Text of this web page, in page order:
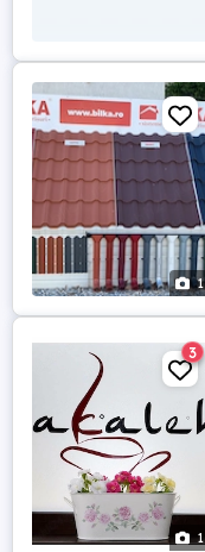
1
1
3